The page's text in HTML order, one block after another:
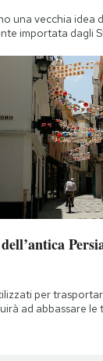
una vecchia idea
importata dagli
per
ad abbassare le